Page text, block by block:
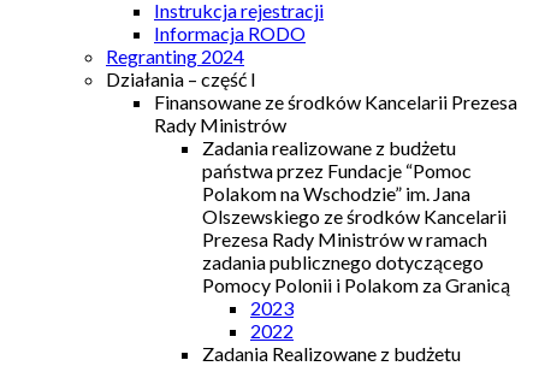
Instrukcja rejestracji
Informacja RODO
Regranting 2024
Działania – część I
Finansowane ze środków Kancelarii Prezesa
Rady Ministrów
Zadania realizowane z budżetu
państwa przez Fundacje “Pomoc
Polakom na Wschodzie” im. Jana
Olszewskiego ze środków Kancelarii
Prezesa Rady Ministrów w ramach
zadania publicznego dotyczącego
Pomocy Polonii i Polakom za Granicą
2023
2022
Zadania Realizowane z budżetu